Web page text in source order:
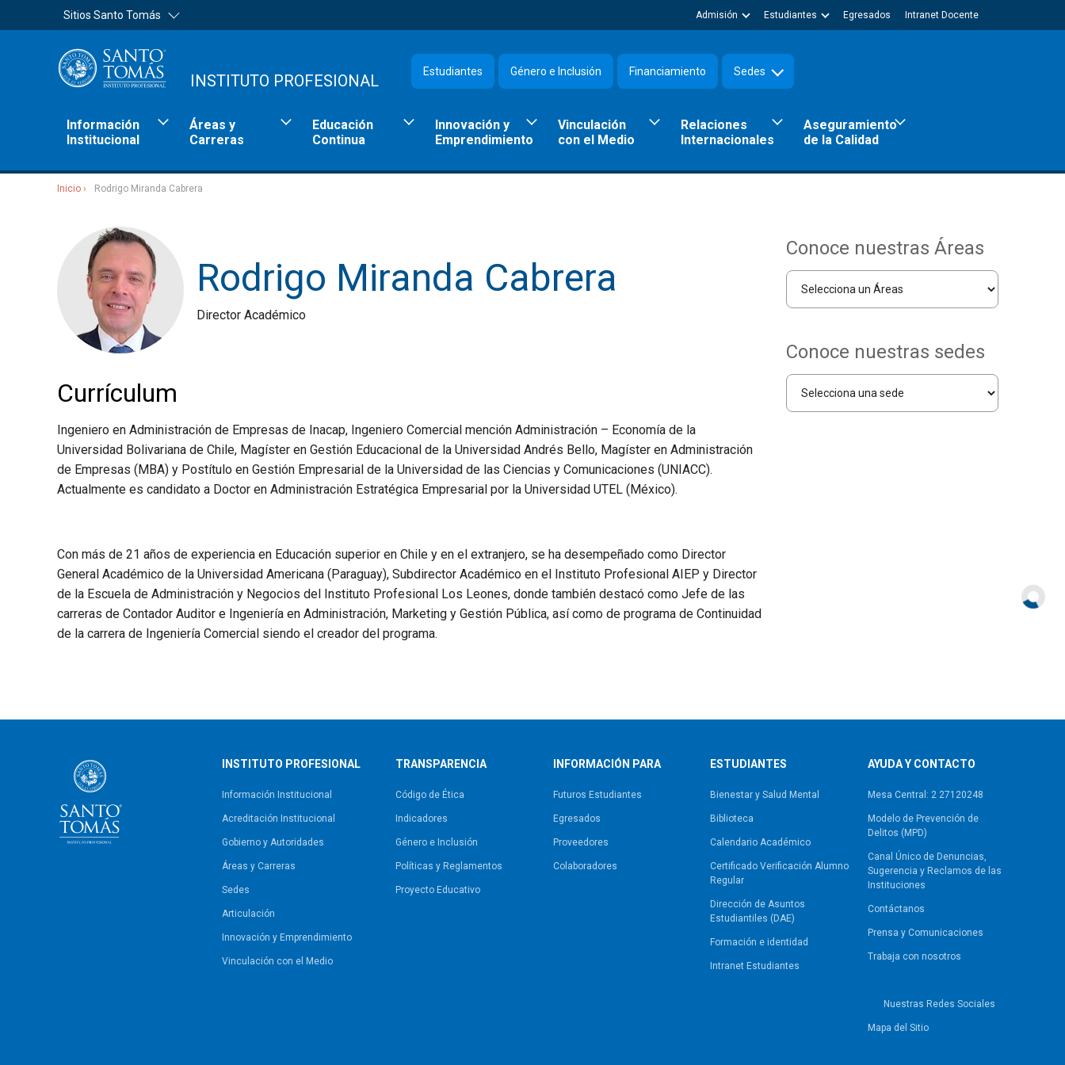
Sitios Santo Tomás Intranet Docente
Egresados
Estudiantes
Admisión
Estudiantes Género e Inclusión Financiamiento Sedes
INSTITUTO PROFESIONAL
Información
Institucional
Áreas y
Carreras
Educación
Continua
Innovación y
Emprendimiento
Vinculación
con el Medio
Relaciones
Internacionales
Aseguramiento
de la Calidad
Inicio Rodrigo Miranda Cabrera
Rodrigo Miranda Cabrera
Director Académico
Currículum
Ingeniero en Administración de Empresas de Inacap, Ingeniero Comercial mención Administración – Economía de la
Universidad Bolivariana de Chile, Magíster en Gestión Educacional de la Universidad Andrés Bello, Magíster en Administración
de Empresas (MBA) y Postítulo en Gestión Empresarial de la Universidad de las Ciencias y Comunicaciones (UNIACC).
Actualmente es candidato a Doctor en Administración Estratégica Empresarial por la Universidad UTEL (México).
Con más de 21 años de experiencia en Educación superior en Chile y en el extranjero, se ha desempeñado como Director
General Académico de la Universidad Americana (Paraguay), Subdirector Académico en el Instituto Profesional AIEP y Director
de la Escuela de Administración y Negocios del Instituto Profesional Los Leones, donde también destacó como Jefe de las
carreras de Contador Auditor e Ingeniería en Administración, Marketing y Gestión Pública, así como de programa de Continuidad
de la carrera de Ingeniería Comercial siendo el creador del programa.
Conoce nuestras Áreas
Conoce nuestras sedes
INSTITUTO PROFESIONAL
Información Institucional
Acreditación Institucional
Gobierno y Autoridades​
Áreas y Carreras
Sedes
Articulación
Innovación y Emprendimiento
Vinculación con el Medio
TRANSPARENCIA
Código de Ética
Indicadores
Género e Inclusión
Políticas y Reglamentos​
Proyecto Educativo
INFORMACIÓN PARA
Futuros Estudiantes
Egresados
Proveedores
Colaboradores
ESTUDIANTES
Bienestar y Salud Mental
Biblioteca
Calendario Académico
Certificado Verificación Alumno
Regular
Dirección de Asuntos
Estudiantiles (DAE)
Formación e identidad
Intranet Estudiantes
AYUDA Y CONTACTO
Mesa Central: 2 27120248
Modelo de Prevención de
Delitos (MPD)
Canal Único de Denuncias,
Sugerencia y Reclamos de las
Instituciones
Contáctanos
Prensa y Comunicaciones
Trabaja con nosotros
Nuestras Redes Sociales
Mapa del Sitio